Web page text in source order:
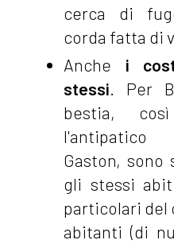
cerca di
corda fatta di
Anche i
stessi. Per
bestia,
Gaston,
gli stessi
particolari del
abitanti (di